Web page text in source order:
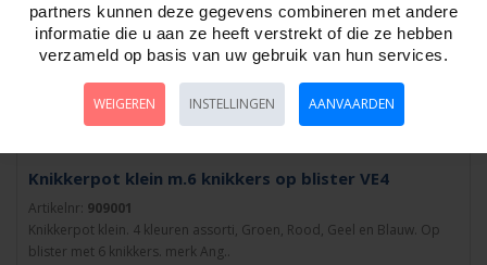
Knikkerpot klein m.6 knikkers op blister VE4
Artikelnr: 909001
Knikkerpot klein. 4 kleuren assorti, Groen, Rood, Geel en Blauw. Op
blister met 6 knikkers. merk Ang..
partners kunnen deze gegevens combineren met andere
informatie die u aan ze heeft verstrekt of die ze hebben
verzameld op basis van uw gebruik van hun services.
WEIGEREN INSTELLINGEN AANVAARDEN